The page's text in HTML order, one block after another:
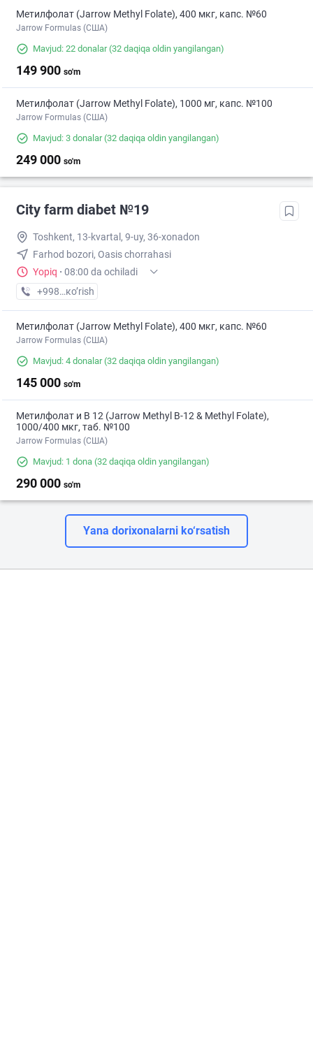
Метилфолат (Jarrow Methyl Folate), 400 мкг, капс. №60
Jarrow Formulas (США)
Mavjud: 22 donalar(32 daqiqa oldin yangilangan)
149 900 so'm
Метилфолат (Jarrow Methyl Folate), 1000 мг, капс. №100
Jarrow Formulas (США)
Mavjud: 3 donalar(32 daqiqa oldin yangilangan)
249 000 so'm
City farm diabet №19
Toshkent, 13-kvartal, 9-uy, 36-xonadon
Farhod bozori, Oasis chorrahasi
Yopiq · 08:00 da ochiladi
+998 (95) XXX-XX-XX
кo’rish
Метилфолат (Jarrow Methyl Folate), 400 мкг, капс. №60
Jarrow Formulas (США)
Mavjud: 4 donalar(32 daqiqa oldin yangilangan)
145 000 so'm
Метилфолат и В 12 (Jarrow Methyl B-12 & Methyl Folate),
1000/400 мкг, таб. №100
Jarrow Formulas (США)
Mavjud: 1 dona (32 daqiqa oldin yangilangan)
290 000 so'm
Yana dorixonalarni ko‘rsatish